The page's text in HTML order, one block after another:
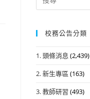
for:
校務公告分類
1. 頭條消息 (2,439)
2. 新生專區 (163)
3. 教師研習 (493)